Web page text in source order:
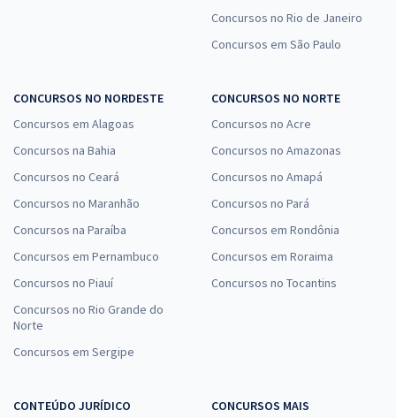
Concursos no Rio de Janeiro
Concursos em São Paulo
CONCURSOS NO NORDESTE
Concursos em Alagoas
Concursos na Bahia
Concursos no Ceará
Concursos no Maranhão
Concursos na Paraíba
Concursos em Pernambuco
Concursos no Piauí
Concursos no Rio Grande do
Norte
Concursos em Sergipe
CONCURSOS NO NORTE
Concursos no Acre
Concursos no Amazonas
Concursos no Amapá
Concursos no Pará
Concursos em Rondônia
Concursos em Roraima
Concursos no Tocantins
CONTEÚDO JURÍDICO
CONCURSOS MAIS